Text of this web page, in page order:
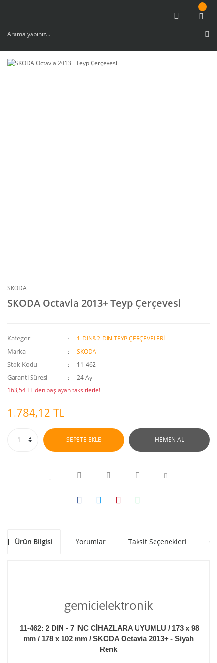
SKODA
SKODA Octavia 2013+ Teyp Çerçevesi
Kategori 1-DIN&2-DIN TEYP ÇERÇEVELERİ
Marka SKODA
Stok Kodu 11-462
Garanti Süresi
24 Ay
163,54 TL den başlayan taksitlerle!
1.784,12 TL
SEPETE EKLE HEMEN AL
Ürün Bilgisi Yorumlar Taksit Seçenekleri
gemicielektronik
11-462: 2 DIN - 7 INC CİHAZLARA UYUMLU / 173 x 98
mm / 178 x 102 mm / SKODA Octavia 2013+ - Siyah
Renk